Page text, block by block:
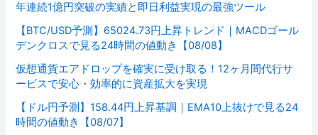
年連続1億円突破の実績と即日利益実現の最強ツール
【BTC/USD予測】65024.73円上昇トレンド｜MACDゴール
デンクロスで見る24時間の値動き【08/08】
仮想通貨エアドロップを確実に受け取る！12ヶ月間代行サ
ービスで安心・効率的に資産拡大を実現
【ドル円予測】158.44円上昇基調｜EMA10上抜けで見る24
時間の値動き【08/07】